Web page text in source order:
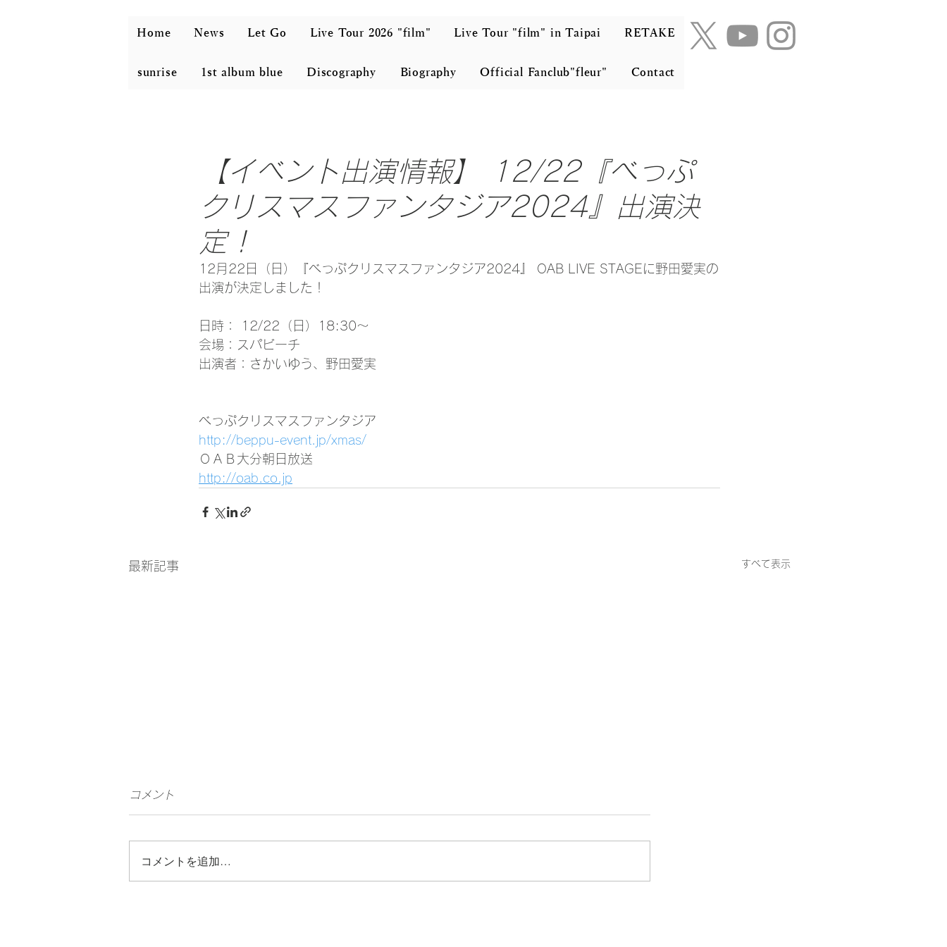
Home News Let Go Live Tour 2026 "film" Live Tour "film" in Taipai RETAKE
sunrise 1st album blue Discography Biography Official Fanclub"fleur" Contact
【イベント出演情報】 12/22『べっぷ
クリスマスファンタジア2024』出演決
定！
12月22日（日）『べっぷクリスマスファンタジア2024』 OAB LIVE STAGEに野田愛実の
出演が決定しました！
日時： 12/22（日）18:30～
会場：スパビーチ
出演者：さかいゆう、野田愛実
べっぷクリスマスファンタジア
http://beppu-event.jp/xmas/
ＯＡＢ大分朝日放送
http://oab.co.jp
最新記事 すべて表示
Fantastic Date
fm “MEGA★ROCKS 2026”に
野田愛実の出演が決定！📍宮
城
“MEGA★ROCKS 2026”に野田愛
実の出演が決定！📍宮城 日時：
コメント
コメントを追加…